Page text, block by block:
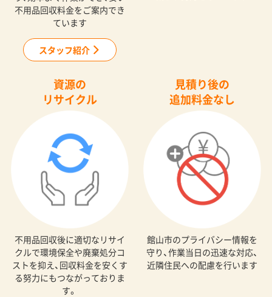
不用品回収料金をご案内でき
ています
スタッフ紹介
資源の
リサイクル
不用品回収後に適切なリサイ
クルで環境保全や廃棄処分コ
ストを抑え、回収料金を安くす
る努力にもつながっておりま
す。
見積り後の
追加料金なし
館山市のプライバシー情報を
守り、作業当日の迅速な対応、
近隣住民への配慮を行います